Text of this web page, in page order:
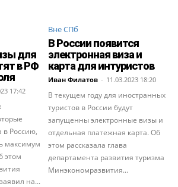
для
в РФ
17:42
в Россию,
максимум
этом
на...
Вне СПб
В России появится
электронная виза и
карта для интуристов
Иван Филатов - 11.03.2023 18:20
В текущем году для иностранных
туристов в России будут
запущенны электронные визы и
отдельная платежная карта. Об
этом рассказала глава
департамента развития туризма
Минэкономразвития...